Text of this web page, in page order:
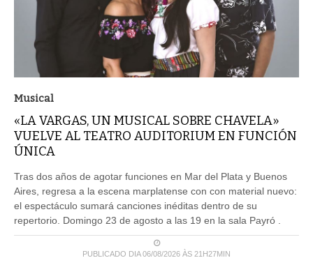
Musical
«LA VARGAS, UN MUSICAL SOBRE CHAVELA»
VUELVE AL TEATRO AUDITORIUM EN FUNCIÓN
ÚNICA
Tras dos años de agotar funciones en Mar del Plata y Buenos
Aires, regresa a la escena marplatense con con material nuevo:
el espectáculo sumará canciones inéditas dentro de su
repertorio. Domingo 23 de agosto a las 19 en la sala Payró .
PUBLICADO DIA 06/08/2026 ÀS 21H27MIN